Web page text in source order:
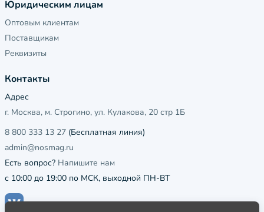
Юридическим лицам
Оптовым клиентам
Поставщикам
Реквизиты
Контакты
Адрес
г. Москва, м. Строгино, ул. Кулакова, 20 стр 1Б
8 800 333 13 27 (Бесплатная линия)
admin@nosmag.ru
Есть вопрос? Напишите нам
с 10:00 до 19:00 по МСК, выходной ПН-ВТ